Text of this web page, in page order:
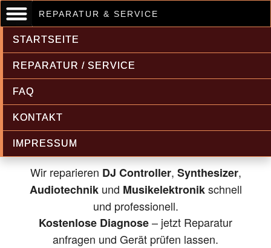
REPARATUR & SERVICE
STARTSEITE
REPARATUR / SERVICE
FAQ
KONTAKT
IMPRESSUM
Musikelektronik & Audiotechnik
Reparatur
Wir reparieren DJ Controller, Synthesizer,
Audiotechnikund Musikelektronikschnell
und professionell.
Kostenlose Diagnose– jetzt Reparatur
anfragen und Gerät prüfen lassen.